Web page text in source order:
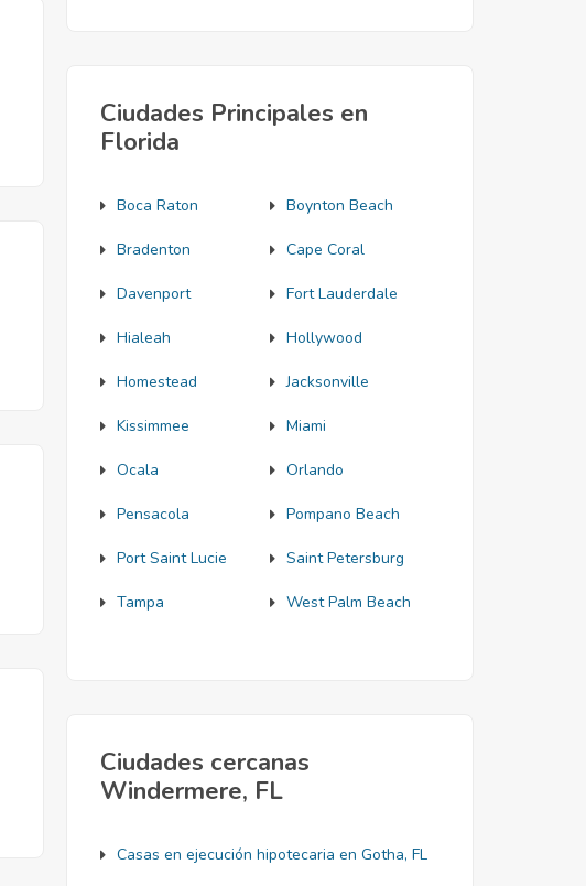
Ciudades Principales en
Florida
Boca Raton Boynton Beach
Bradenton Cape Coral
Davenport Fort Lauderdale
Hialeah Hollywood
Homestead Jacksonville
Kissimmee Miami
Ocala Orlando
Pensacola Pompano Beach
Port Saint Lucie Saint Petersburg
Tampa West Palm Beach
Ciudades cercanas
Windermere, FL
Casas en ejecución hipotecaria en Gotha, FL